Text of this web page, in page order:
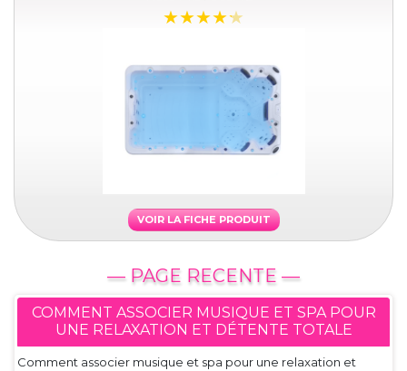
VOIR LA FICHE PRODUIT
— PAGE RECENTE —
COMMENT ASSOCIER MUSIQUE ET SPA POUR
UNE RELAXATION ET DÉTENTE TOTALE
Comment associer musique et spa pour une relaxation et